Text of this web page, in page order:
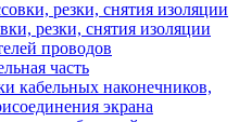
резки, снятия изоляции
проводов
часть
кабельных наконечников,
экрана